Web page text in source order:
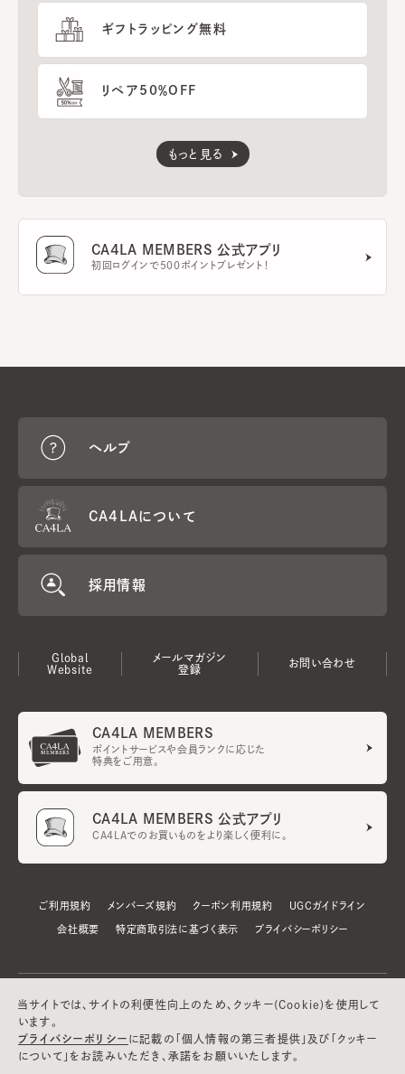
ギフトラッピング無料
リペア50％OFF
もっと見る
CA4LA MEMBERS 公式アプリ
初回ログインで500ポイントプレゼント！
ヘルプ
CA4LAについて
採用情報
Global
Website
メールマガジン
登録
お問い合わせ
CA4LA MEMBERS
ポイントサービスや会員ランクに応じた
特典をご用意。
CA4LA MEMBERS 公式アプリ
CA4LAでのお買いものをより楽しく便利に。
ご利用規約 メンバーズ規約 クーポン利用規約 UGCガイドライン
会社概要 特定商取引法に基づく表示 プライバシーポリシー
当サイトでは、サイトの利便性向上のため、クッキー(Cookie)を使用して
います。
プライバシーポリシー に記載の「個人情報の第三者提供」及び「クッキー
について」をお読みいただき、承諾をお願いいたします。